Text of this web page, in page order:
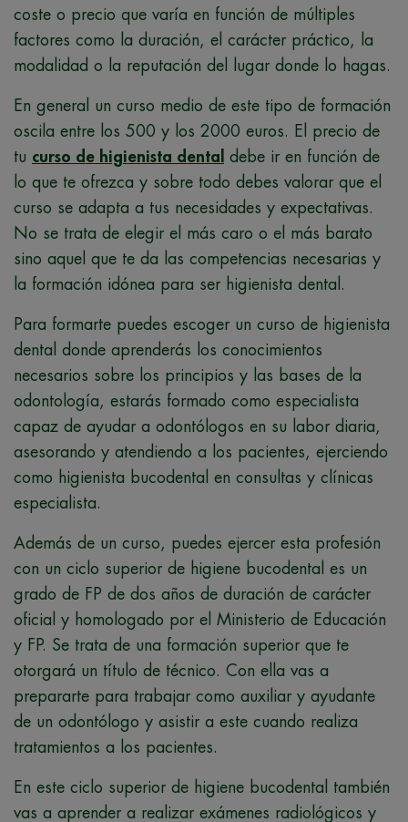
coste o precio que varía en función de múltiples
factores como la duración, el carácter práctico, la
modalidad o la reputación del lugar donde lo hagas.
En general un curso medio de este tipo de formación
oscila entre los 500 y los 2000 euros. El precio de
tu curso de higienista dental
debe ir en función de
lo que te ofrezca y sobre todo debes valorar que el
curso se adapta a tus necesidades y expectativas.
No se trata de elegir el más caro o el más barato
sino aquel que te da las competencias necesarias y
la formación idónea para ser higienista dental.
Para formarte puedes escoger un curso de higienista
dental donde aprenderás los conocimientos
necesarios sobre los principios y las bases de la
odontología, estarás formado como especialista
capaz de ayudar a odontólogos en su labor diaria,
asesorando y atendiendo a los pacientes, ejerciendo
como higienista bucodental en consultas y clínicas
especialista.
Además de un curso, puedes ejercer esta profesión
con un ciclo superior de higiene bucodental es un
grado de FP de dos años de duración de carácter
oficial y homologado por el Ministerio de Educación
y FP. Se trata de una formación superior que te
otorgará un título de técnico. Con ella vas a
prepararte para trabajar como auxiliar y ayudante
de un odontólogo y asistir a este cuando realiza
tratamientos a los pacientes.
En este ciclo superior de higiene bucodental también
vas a aprender a realizar exámenes radiológicos y